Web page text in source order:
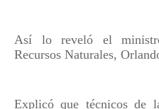
Así lo reveló el
Recursos Naturales,
Explicó que técnicos de